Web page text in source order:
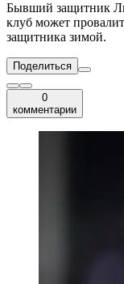
Бывший защитник
клуб может
защитника зимой.
Поделиться
0
комментарии